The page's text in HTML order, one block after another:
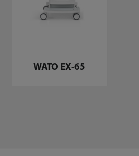
WATO EX-65